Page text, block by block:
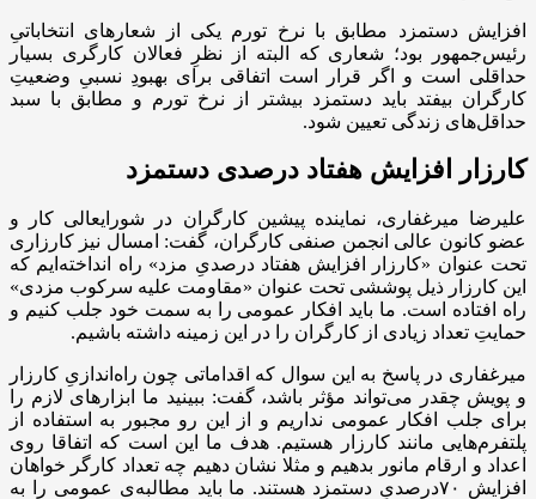
افزایش دستمزد مطابق با نرخ تورم یکی از شعارهای انتخاباتیِ
رئیس‌جمهور بود؛ شعاری که البته از نظرِ فعالان کارگری بسیار
حداقلی است و اگر قرار است اتفاقی برای بهبودِ نسبیِ وضعیتِ
کارگران بیفتد باید دستمزد بیشتر از نرخ تورم و مطابق با سبد
حداقل‌های زندگی تعیین شود.
کارزار افزایش هفتاد درصدی دستمزد
علیرضا میرغفاری، نماینده پیشین کارگران در شورایعالی کار و
عضو کانون عالی انجمن صنفی کارگران، گفت: امسال نیز کارزاری
تحت عنوان «کارزار افزایش هفتاد درصدیِ مزد» راه انداخته‌ایم که
این کارزار ذیل پوششی تحت عنوان «مقاومت علیه سرکوب مزدی»
راه افتاده است. ما باید افکار عمومی را به سمت خود جلب کنیم و
حمایتِ تعداد زیادی از کارگران را در این زمینه داشته باشیم.
میرغفاری در پاسخ به این سوال که اقداماتی چون راه‌اندازیِ کارزار
و پویش چقدر می‌تواند مؤثر باشد، گفت: ببینید ما ابزارهای لازم را
برای جلب افکار عمومی نداریم و از این رو مجبور به استفاده از
پلتفرم‌هایی مانند کارزار هستیم. هدف ما این است که اتفاقا روی
اعداد و ارقام مانور بدهیم و مثلا نشان دهیم چه تعداد کارگر خواهان
افزایش ۷۰درصدیِ دستمزد هستند. ما باید مطالبه‌ی عمومی را به